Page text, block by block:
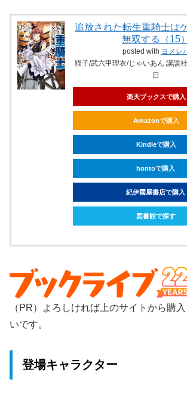
追放された転生重騎士は
無双する（15）
posted with ヨメレ
猫子/武六甲理衣/じゃいあん 講談
日
楽天ブックスで購入
Amazonで購入
Kindleで購入
hontoで購入
紀伊國屋書店で購入
図書館で探す
（PR）よろしければ上のサイトから購
いです。
登場キャラクター